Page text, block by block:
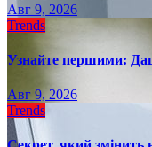
Авг 9, 2026
Trends
Узнайте першими:
Авг 9, 2026
Trends